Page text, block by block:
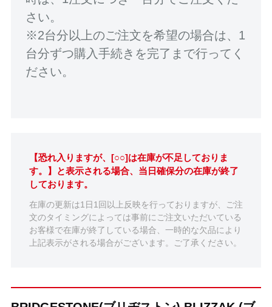
さい。
※2台分以上のご注文を希望の場合は、1
台分ずつ購入手続きを完了まで行ってく
ださい。
【恐れ入りますが、[○○]は在庫が不足しておりま
す。】と表示される場合、当日確保分の在庫が終了
しております。
在庫の更新は1日1回以上反映を行っておりますが、ご注
文のタイミングによっては事前にご注文いただいている
お客様で在庫が終了している場合、一時的な欠品により
上記表示がされる場合がございます。ご了承ください。